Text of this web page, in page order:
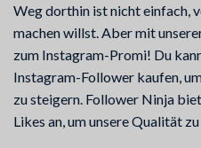
Weg dorthin ist nicht einfach,
machen willst. Aber mit
zum Instagram-Promi! Du
Instagram-Follower kaufen,
zu steigern. Follower Ninja
Likes an, um unsere Qualität zu